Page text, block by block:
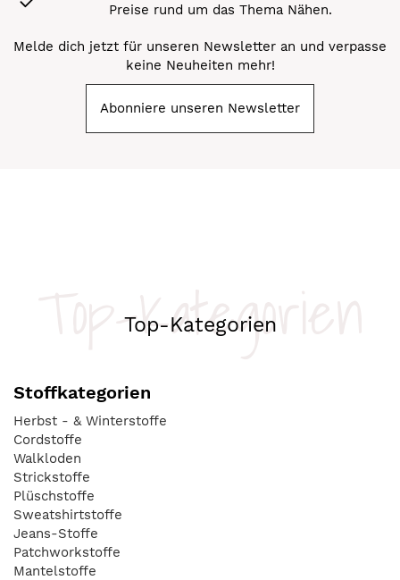
Preise rund um das Thema Nähen.
Melde dich jetzt für unseren Newsletter an und verpasse
keine Neuheiten mehr!
Abonniere unseren Newsletter
Top-Kategorien
Top-Kategorien
Stoffkategorien
Herbst - & Winterstoffe
Cordstoffe
Walkloden
Strickstoffe
Plüschstoffe
Sweatshirtstoffe
Jeans-Stoffe
Patchworkstoffe
Mantelstoffe